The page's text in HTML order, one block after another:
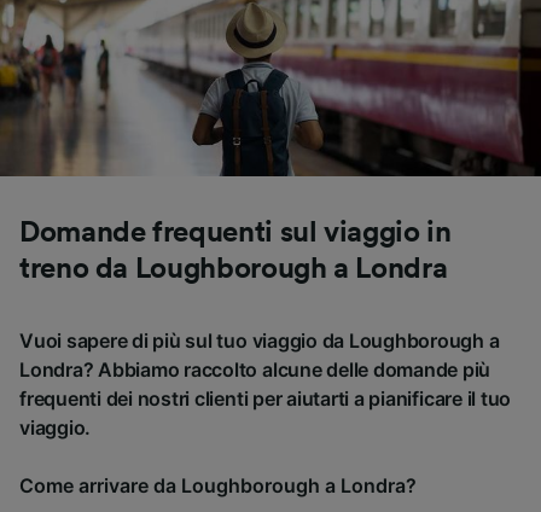
Domande frequenti sul viaggio in
treno da Loughborough a Londra
Vuoi sapere di più sul tuo viaggio da Loughborough a
Londra? Abbiamo raccolto alcune delle domande più
frequenti dei nostri clienti per aiutarti a pianificare il tuo
viaggio.
Come arrivare da Loughborough a Londra?